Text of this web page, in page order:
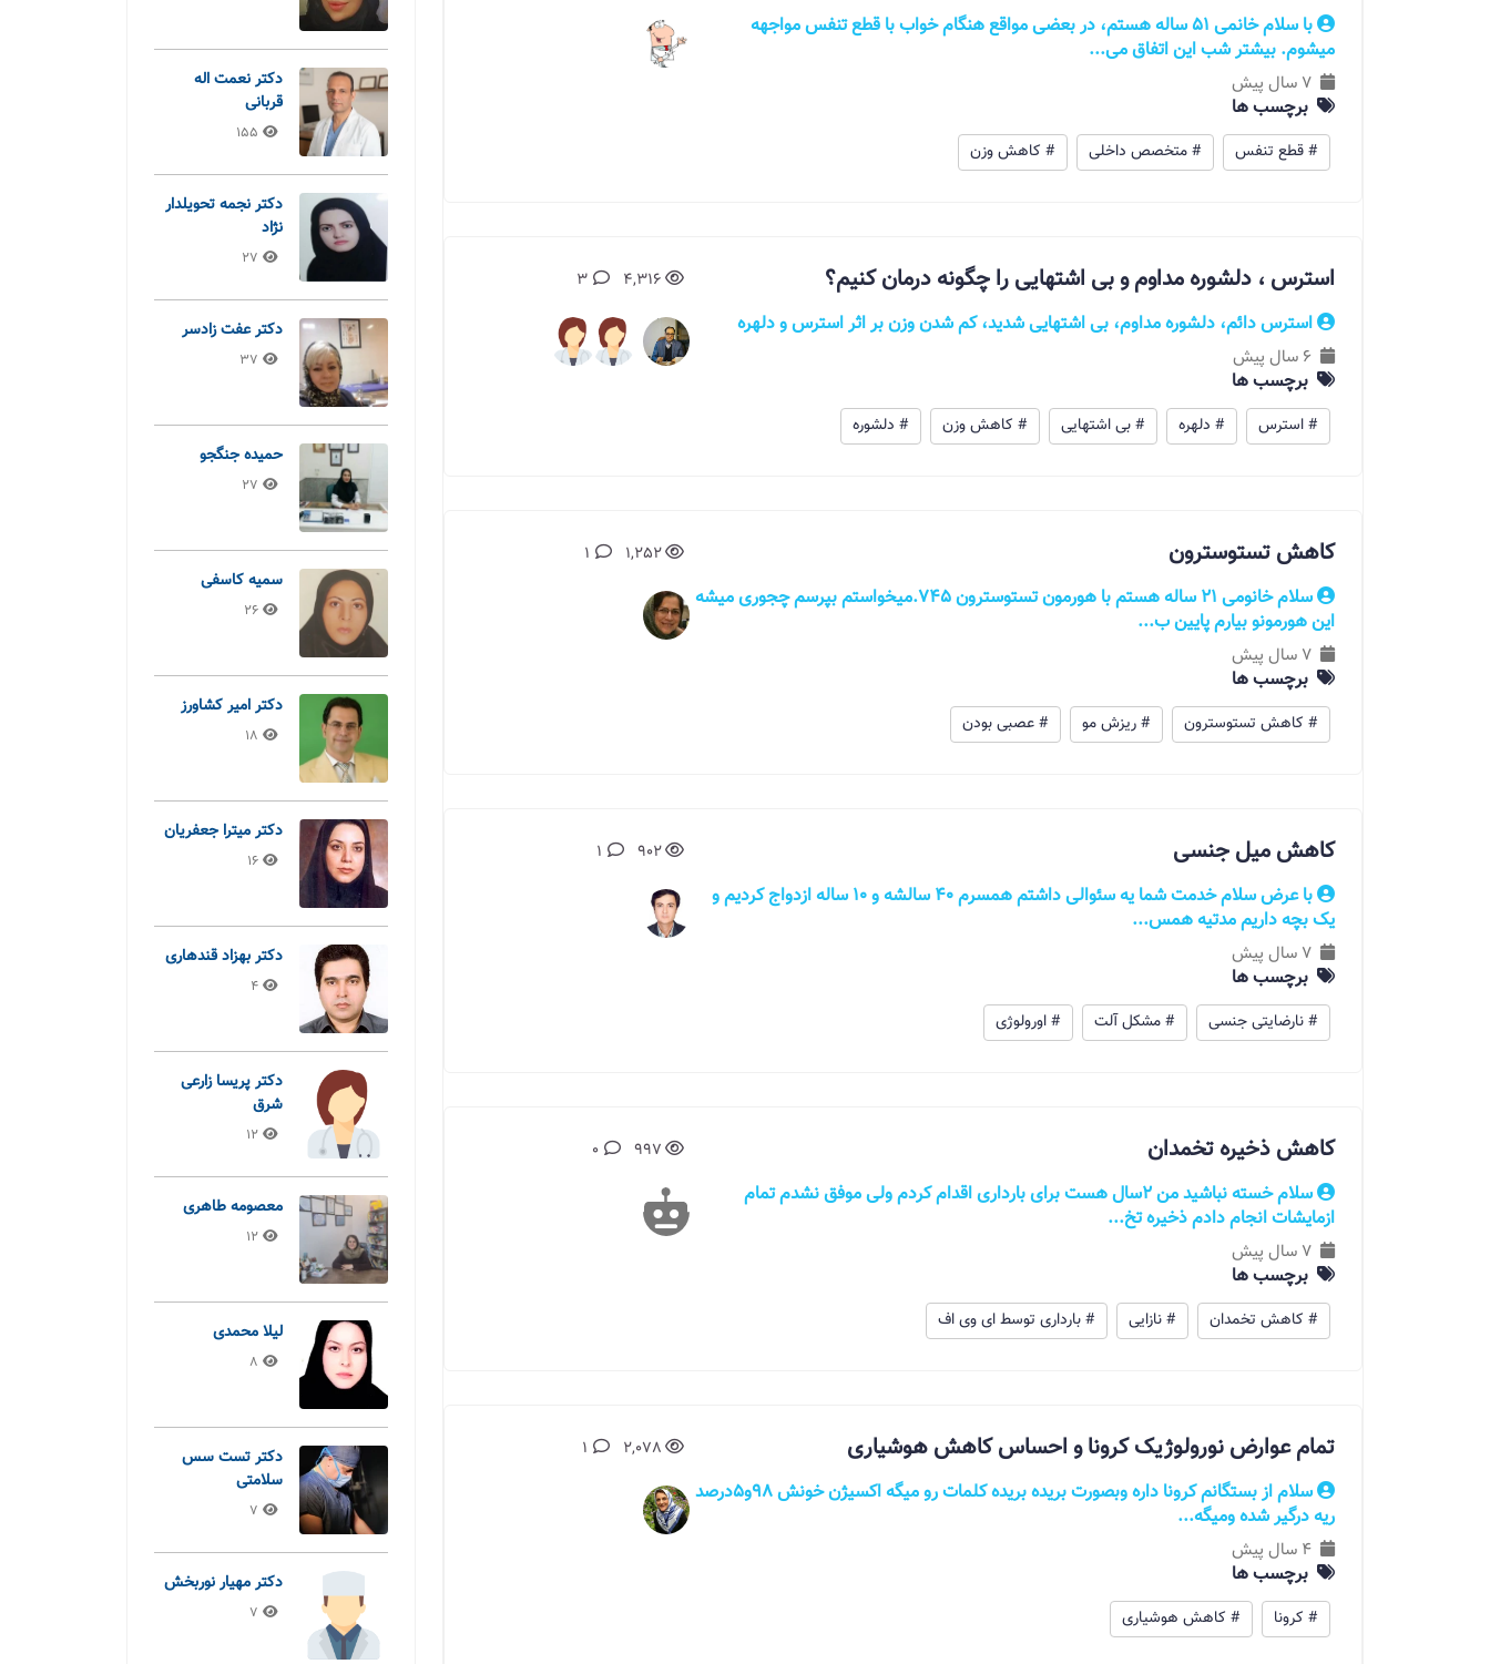
با سلام خانمی 51 ساله هستم، در بعضی مواقع هنگام خواب با قطع تنفس مواجهه
میشوم. بیشتر شب این اتفاق می...
7 سال پیش
برچسب ها
# قطع تنفس # متخصص داخلی # کاهش وزن
استرس ، دلشوره مداوم و بی اشتهایی را چگونه درمان کنیم؟
استرس دائم، دلشوره مداوم، بی اشتهایی شدید، کم شدن وزن بر اثر استرس و دلهره
6 سال پیش
برچسب ها
# استرس # دلهره # بی اشتهایی # کاهش وزن # دلشوره
4,316
3
کاهش تستوسترون
سلام خانومی ۲۱ ساله هستم با هورمون تستوسترون ۷۴۵.میخواستم بپرسم چجوری میشه
این هورمونو بیارم پایین ب...
7 سال پیش
برچسب ها
# کاهش تستوسترون # ریزش مو # عصبی بودن
1,252
1
کاهش میل جنسی
با عرض سلام خدمت شما یه سئوالی داشتم همسرم 40 سالشه و 10 ساله ازدواج کردیم و
یک بچه داریم مدتیه همس...
7 سال پیش
برچسب ها
# نارضایتی جنسی # مشکل آلت # اورولوژی
902
1
کاهش ذخیره تخمدان
سلام خسته نباشید من ۲سال هست برای بارداری اقدام کردم ولی موفق نشدم تمام
ازمایشات انجام دادم ذخیره تخ...
7 سال پیش
برچسب ها
# کاهش تخمدان # نازایی # بارداری توسط ای وی اف
997
0
تمام عوارض نورولوژیک کرونا و احساس کاهش هوشیاری
سلام از بستگانم کرونا داره وبصورت بریده بریده کلمات رو میگه اکسیژن خونش ۹۸و۵درصد
ریه درگیر شده ومیگه...
4 سال پیش
برچسب ها
# کرونا # کاهش هوشیاری
2,078
1
دکتر نعمت اله
قربانی
155
دکتر نجمه تحویلدار
نژاد
27
دکتر عفت زادسر
37
حمیده جنگجو
27
سمیه کاسفی
26
دکتر امیر کشاورز
18
دکتر میترا جعفریان
16
دکتر بهزاد قندهاری
4
دکتر پریسا زارعی
شرق
12
معصومه طاهری
12
لیلا محمدی
8
دکتر تست سس
سلامتی
7
دکتر مهیار نوربخش
7